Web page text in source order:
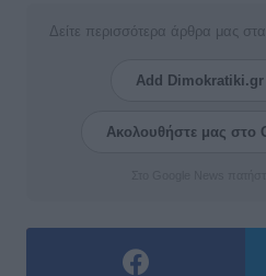
Δείτε περισσότερα άρθρα μας
Add
Ακολουθήστε μας